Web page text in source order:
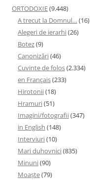
ORTODOXIE(9.448)
A trecut la Domnul… (16)
Alegeri de ierarhi(26)
Botez(9)
Canonizări(46)
Cuvinte de folos(2.334)
en Français(233)
Hirotonii(18)
Hramuri(51)
Imagini/fotografii(347)
in English (148)
Interviuri(10)
Mari duhovnici(835)
Minuni(90)
Moaşte(79)